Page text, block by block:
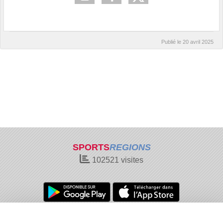
Publié le 20 avril 2025
SPORTSREGIONS
102521 visites